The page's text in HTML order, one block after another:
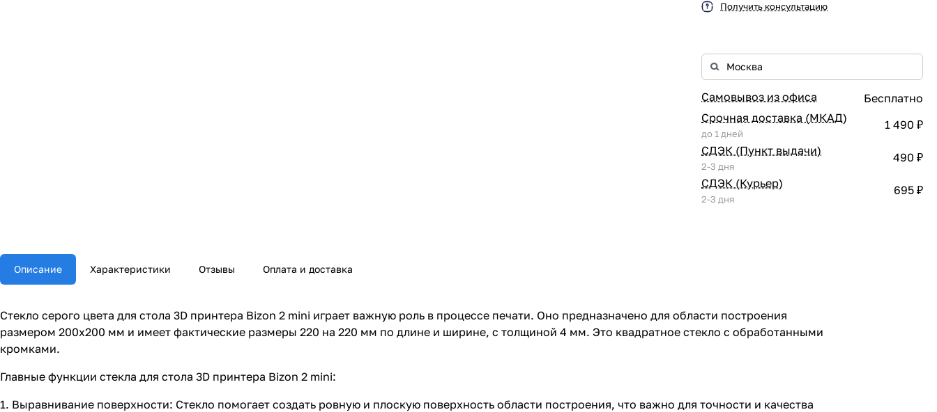
Получить консультацию
Самовывоз из офиса
Бесплатно
Срочная доставка (МКАД)
до 1 дней
1 490 ₽
СДЭК (Пункт выдачи)
2-3 дня
490 ₽
СДЭК (Курьер)
2-3 дня
695 ₽
Описание Характеристики Отзывы Оплата и доставка
Стекло серого цвета для стола 3D принтера Bizon 2 mini играет важную роль в процессе печати. Оно предназначено для области построения
размером 200x200 мм и имеет фактические размеры 220 на 220 мм по длине и ширине, с толщиной 4 мм. Это квадратное стекло с обработанными
кромками.
Главные функции стекла для стола 3D принтера Bizon 2 mini:
1. Выравнивание поверхности: Стекло помогает создать ровную и плоскую поверхность области построения, что важно для точности и качества